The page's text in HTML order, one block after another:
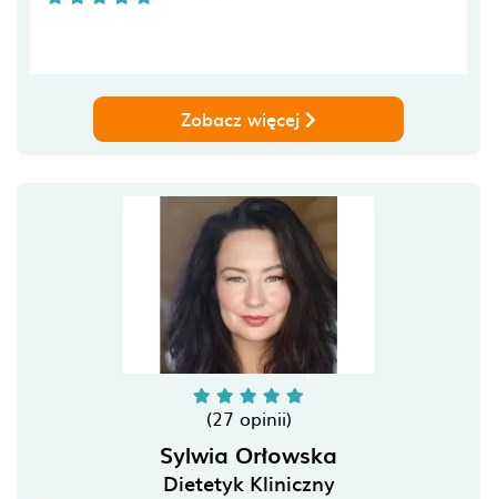
Zobacz więcej
(27 opinii)
Sylwia Orłowska
Dietetyk Kliniczny